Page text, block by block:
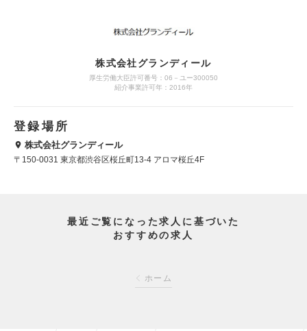
株式会社グランディール
厚生労働大臣許可番号：06－ユー300050
紹介事業許可年：2016年
登録場所
株式会社グランディール
〒150-0031 東京都渋谷区桜丘町13-4 アロマ桜丘4F
最近ご覧になった求人に基づいた
おすすめの求人
ホーム